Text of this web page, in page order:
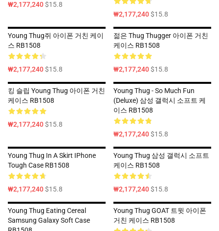
₩2,177,240$15.8
₩2,177,240$15.8
Young Thug쥐 아이폰 거친 케이
스 RB1508
₩2,177,240$15.8
젊은 Thug Thugger 아이폰 거친
케이스 RB1508
₩2,177,240$15.8
킹 슬립 Young Thug 아이폰 거친
케이스 RB1508
₩2,177,240$15.8
Young Thug - So Much Fun
(Deluxe) 삼성 갤럭시 소프트 케
이스 RB1508
₩2,177,240$15.8
Young Thug In A Skirt IPhone
Tough Case RB1508
₩2,177,240$15.8
Young Thug 삼성 갤럭시 소프트
케이스 RB1508
₩2,177,240$15.8
Young Thug Eating Cereal
Samsung Galaxy Soft Case
Young Thug GOAT 트윗 아이폰
거친 케이스 RB1508